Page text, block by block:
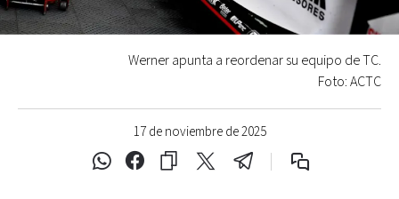
17 de noviembre de 2025
Werner apunta a reordenar su equipo de TC.
Foto: ACTC